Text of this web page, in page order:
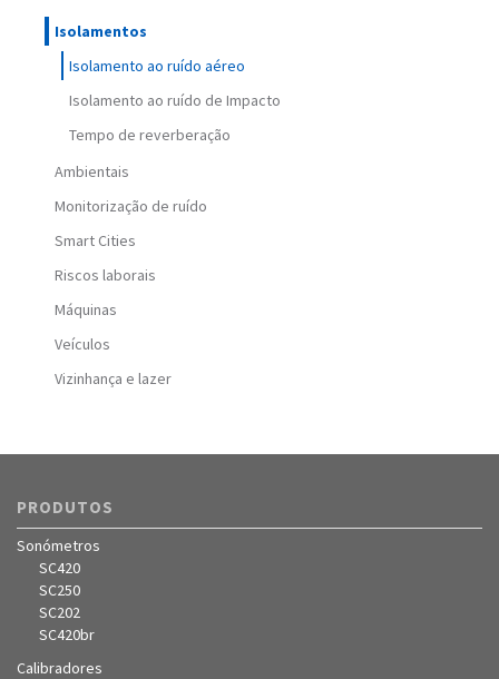
Isolamentos
Isolamento ao ruído aéreo
Isolamento ao ruído de Impacto
Tempo de reverberação
Ambientais
Monitorização de ruído
Smart Cities
Riscos laborais
Máquinas
Veículos
Vizinhança e lazer
PRODUTOS
Sonómetros
SC420
SC250
SC202
SC420br
Calibradores